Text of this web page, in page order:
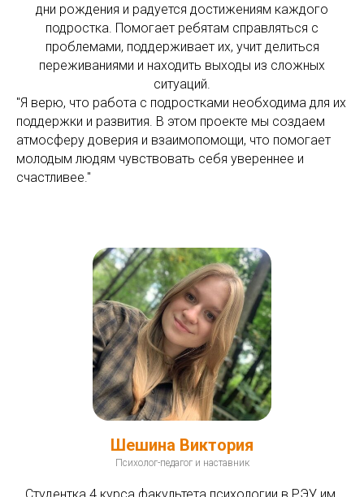
дни рождения и радуется достижениям каждого
подростка. Помогает ребятам справляться с
проблемами, поддерживает их, учит делиться
переживаниями и находить выходы из сложных
ситуаций.
"Я верю, что работа с подростками необходима для их
поддержки и развития. В этом проекте мы создаем
атмосферу доверия и взаимопомощи, что помогает
молодым людям чувствовать себя увереннее и
счастливее."
Шешина Виктория
Психолог-педагог и наставник